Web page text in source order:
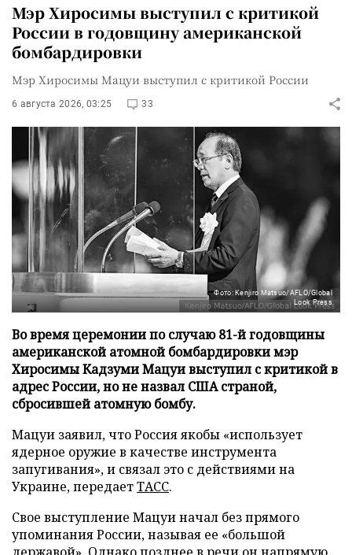
Мэр Хиросимы выступил с критикой
России в годовщину американской
бомбардировки
Мэр Хиросимы Мацуи выступил с критикой России
6 августа 2026, 03:25 33
Фото: Kenjiro Matsuo/AFLO/Global
Look Press
Во время церемонии по случаю 81-й годовщины
американской атомной бомбардировки мэр
Хиросимы Кадзуми Мацуи выступил с критикой в
адрес России, но не назвал США страной,
сбросившей атомную бомбу.
Мацуи заявил, что Россия якобы «использует
ядерное оружие в качестве инструмента
запугивания», и связал это с действиями на
Украине, передаетТАСС.
Свое выступление Мацуи начал без прямого
упоминания России, называя ее «большой